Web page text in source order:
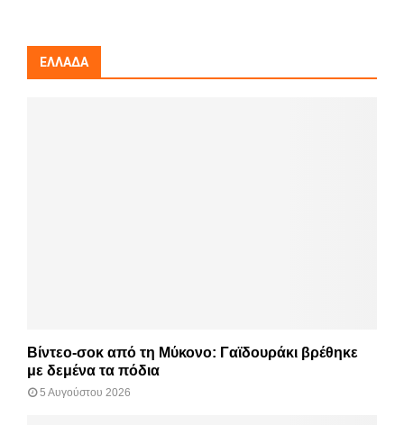
ΕΛΛΆΔΑ
Βίντεο-σοκ από τη Μύκονο: Γαϊδουράκι βρέθηκε
με δεμένα τα πόδια
5 Αυγούστου 2026